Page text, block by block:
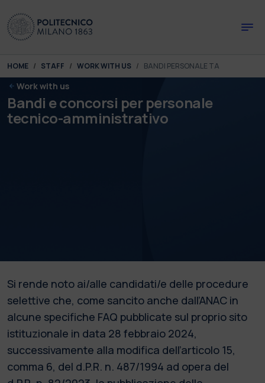
You are here:
HOME STAFF WORK WITH US BANDI PERSONALE TA
Work with us
Bandi e concorsi per personale
tecnico-amministrativo
Si rende noto ai/alle candidati/e delle procedure
selettive che, come sancito anche dall’ANAC in
alcune specifiche FAQ pubblicate sul proprio sito
istituzionale in data 28 febbraio 2024,
successivamente alla modifica dell’articolo 15,
comma 6, del d.P.R. n. 487/1994 ad opera del